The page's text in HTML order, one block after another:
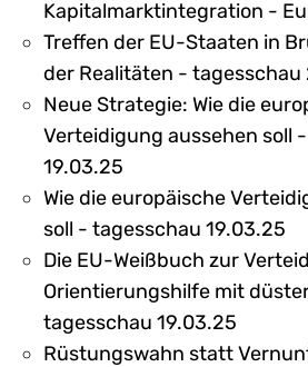
Kapitalmarktintegration -
Treffen der EU-Staaten in
der Realitäten - tagesschau
Neue Strategie: Wie die
Verteidigung aussehen soll
19.03.25
Wie die europäische
soll - tagesschau 19.03.25
Die EU-Weißbuch zur
Orientierungshilfe mit
tagesschau 19.03.25
Rüstungswahn statt